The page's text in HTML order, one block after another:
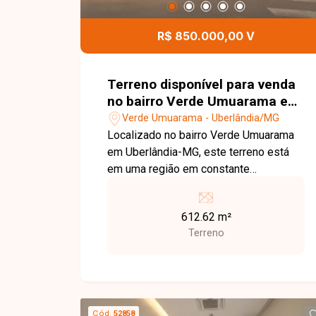
oportunidade para quem deseja
investir em uma região com grande
Jardim Sul. Agende uma visita e venha
conhecer todos os detalhes deste
terreno.
R$ 850.000,00 V
Terreno disponível para venda
no bairro Verde Umuarama em
Uberlândia-MG
Verde Umuarama - Uberlândia/MG
Localizado no bairro Verde Umuarama
em Uberlândia-MG, este terreno está
em uma região em constante
principais vias da cidade e próximo a
comércios, escolas, supermercados,
farmácias e diversos serviços,
possui 612,62 m² de área total e já
612.62 m²
Terreno
Cód. 52858